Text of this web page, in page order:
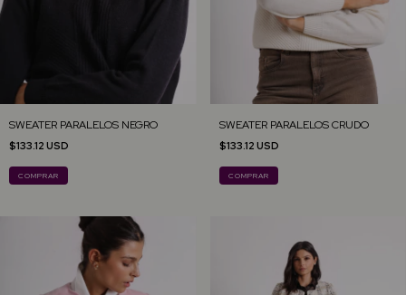
SWEATER PARALELOS NEGRO
$133.12 USD
COMPRAR
SWEATER PARALELOS CRUDO
$133.12 USD
COMPRAR